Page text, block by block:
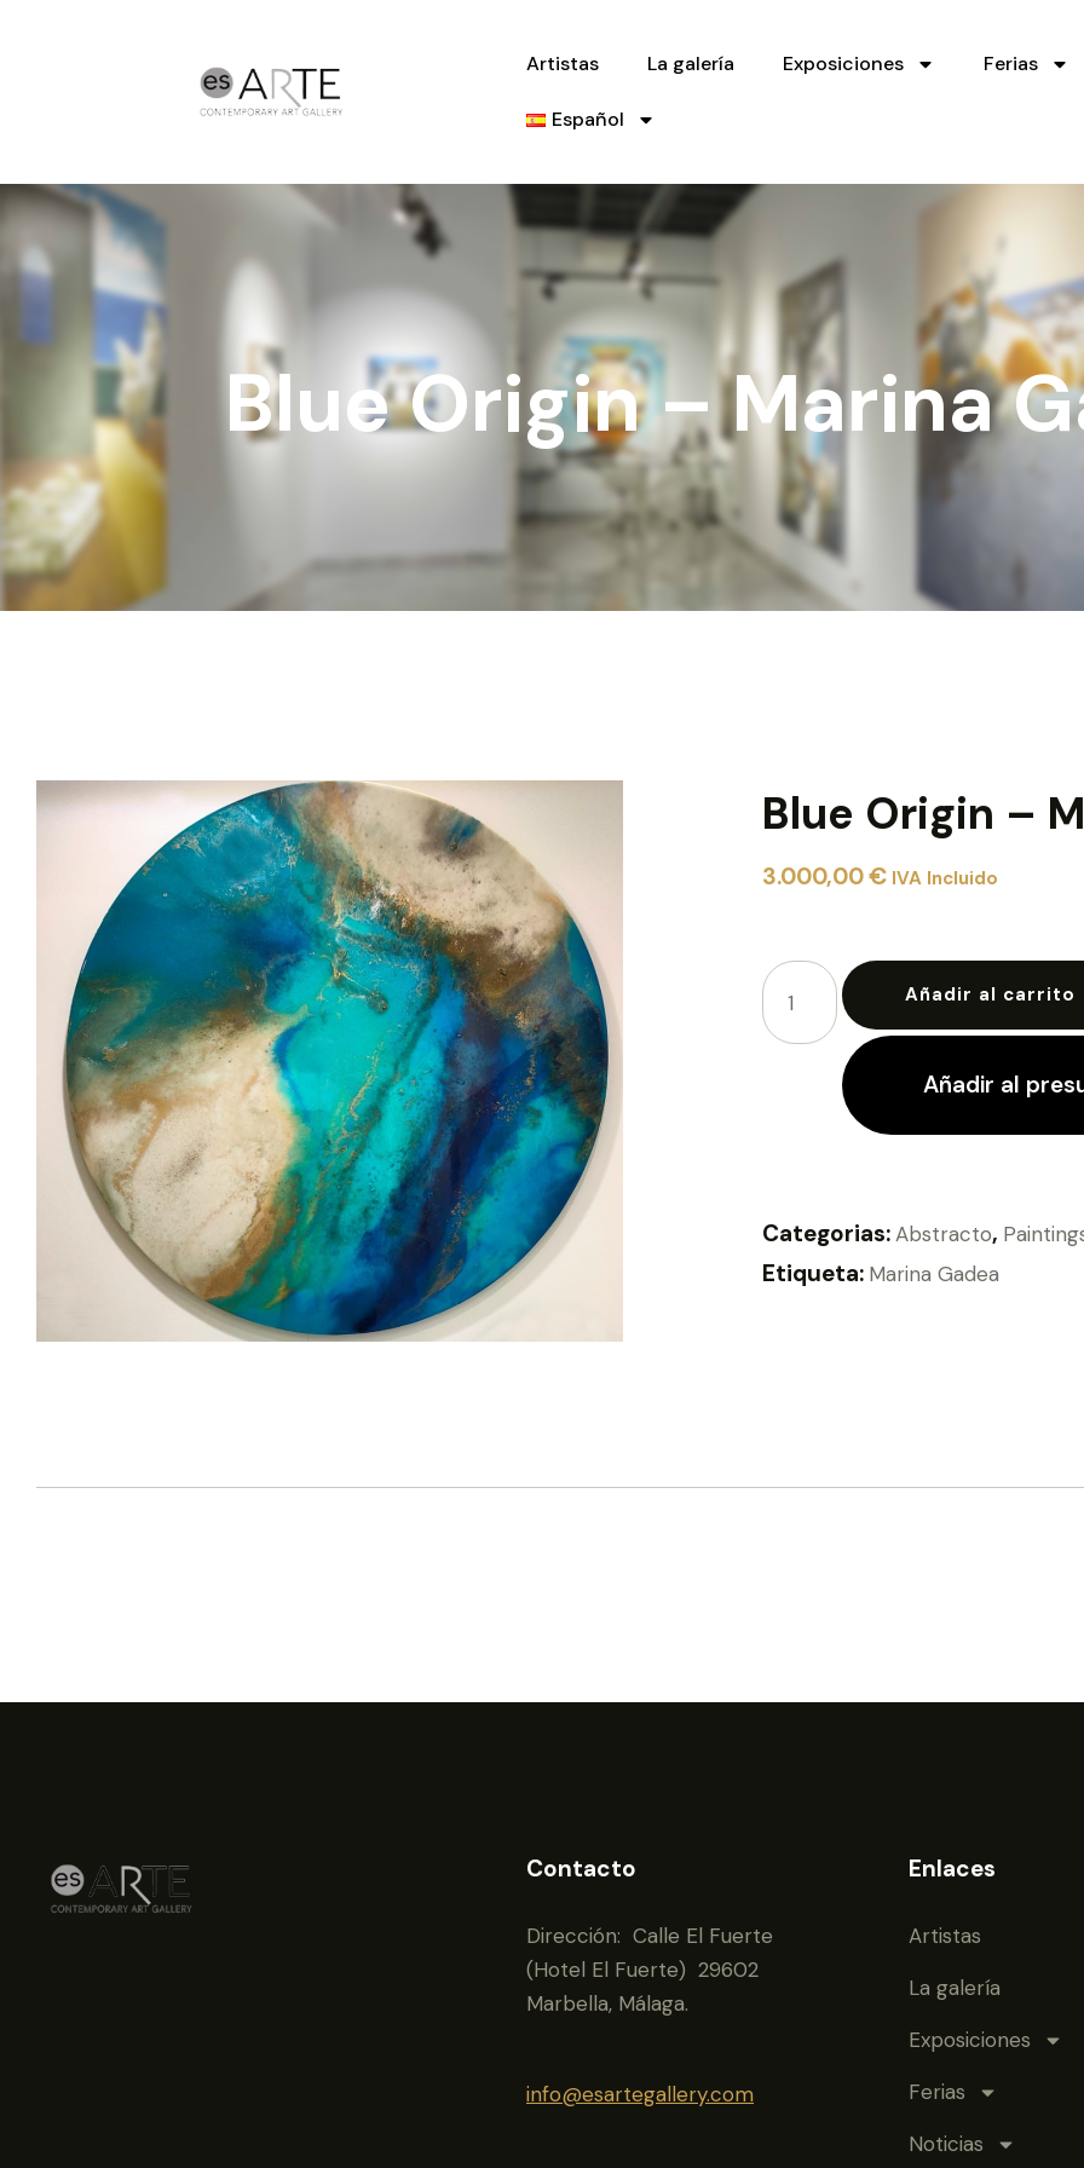
Artistas La galería Exposiciones Ferias
Español
Blue Origin – Marina
Blue Origin –
3.000,00€ IVA Incluido
Añadir al carrito
Añadir al
Categorias:Abstracto,
Etiqueta: Marina Gadea
Contacto
Dirección: Calle El Fuerte
(Hotel El Fuerte) 29602
Marbella, Málaga.
info@esartegallery.com
Enlaces
Artistas
La galería
Exposiciones
Ferias
Noticias